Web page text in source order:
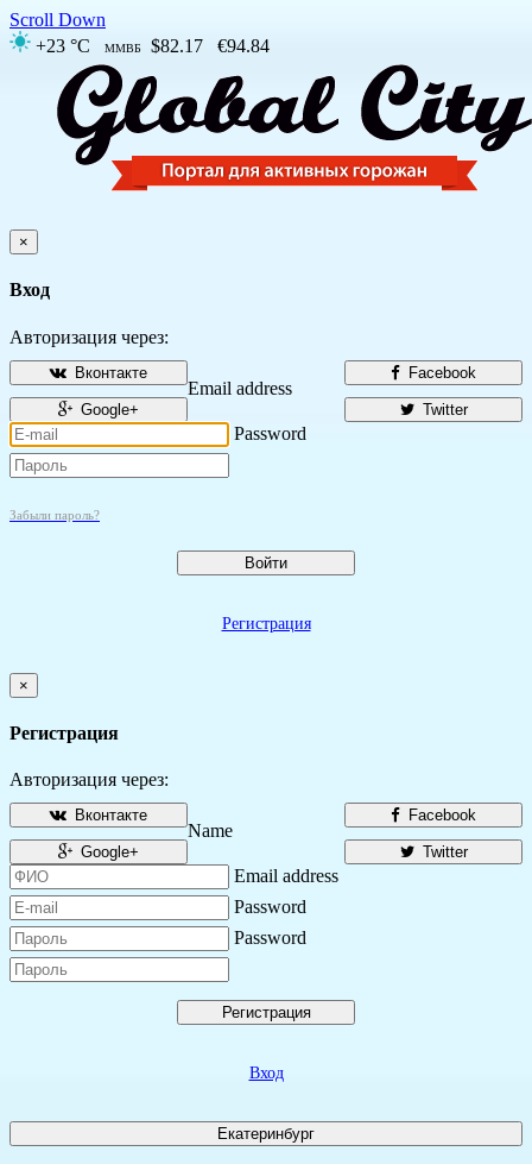
Scroll Down
+23 °C
ММВБ $82.17 €94.84
×
Вход
Авторизация через:
Facebook
Вконтакте
Twitter
Google+
Email address
Password
Забыли пароль?
Войти
Регистрация
×
Регистрация
Авторизация через:
Facebook
Вконтакте
Twitter
Google+
Name
Email address
Password
Password
Регистрация
Вход
Екатеринбург